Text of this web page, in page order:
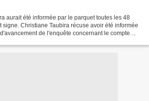
aurait été informée par le parquet toutes les 48
signe. Christiane Taubira récuse avoir été informée
de l'enquête concernant le compte